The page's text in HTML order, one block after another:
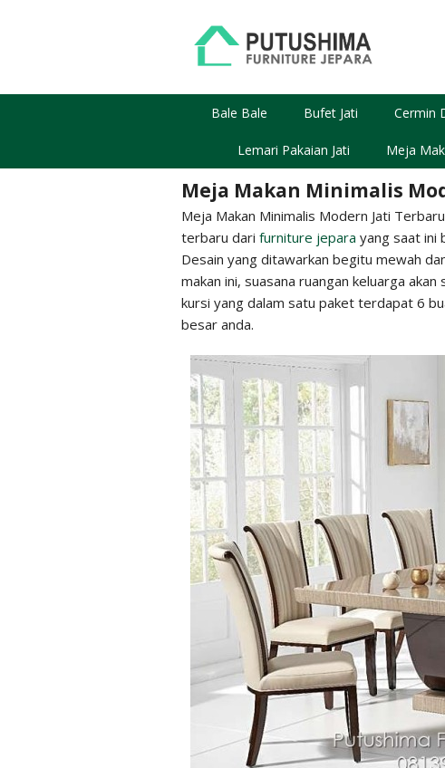
Bale Bale Bufet Jati Cermin
Lemari Pakaian Jati Meja
Meja Makan Minimalis
Meja Makan Minimalis Modern Jati
terbaru dari furniture jepara yang saat ini
Desain yang ditawarkan begitu mewah
makan ini, suasana ruangan keluarga
kursi yang dalam satu paket terdapat 6
besar anda.